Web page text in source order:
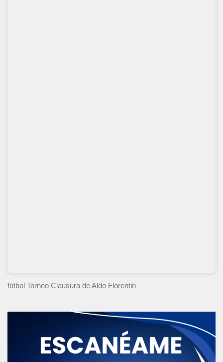
fútbol Torneo Clausura de Aldo Florentin